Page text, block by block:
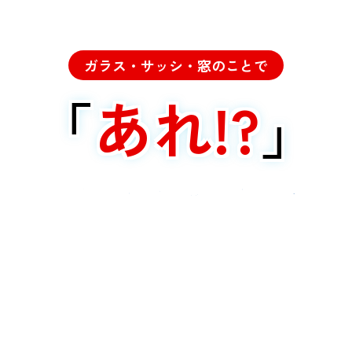
ガラス・サッシ・窓のことで
「あれ!?」
と思ったらまずはご相談ください